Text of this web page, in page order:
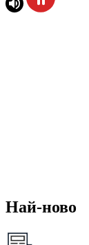
Най-ново